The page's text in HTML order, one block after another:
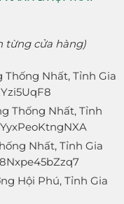
từng cửa hàng)
Thống Nhất, Tỉnh Gia
Thống Nhất, Tỉnh
Nhất, Tỉnh Gia
Hội Phú, Tỉnh Gia